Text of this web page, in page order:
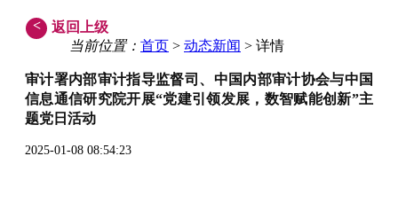
<
返回上级
当前位置： 首页 > 动态新闻 > 详情
审计署内部审计指导监督司、中国内部审计协会与中国
信息通信研究院开展“党建引领发展，数智赋能创新”主
题党日活动
2025-01-08 08:54:23